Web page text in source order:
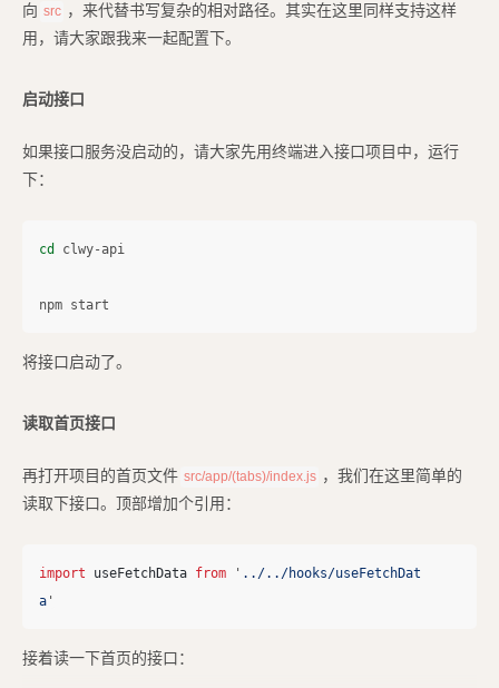
向 src ，来代替书写复杂的相对路径。其实在这里同样支持这样
用，请大家跟我来一起配置下。
启动接口
如果接口服务没启动的，请大家先用终端进入接口项目中，运行
下：
cd clwy-api
将接口启动了。
读取首页接口
再打开项目的首页文件 src/app/(tabs)/index.js ，我们在这里简单的
读取下接口。顶部增加个引用：
import useFetchData from ' ../../hooks/useFetchDat
a '
接着读一下首页的接口：